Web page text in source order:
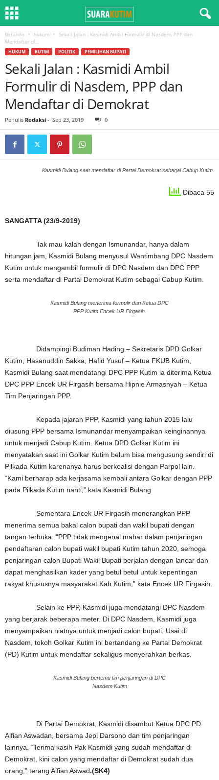
Beranda hukum
Sekali Jalan : Kasmidi Ambil Formulir di Nasdem, PPP dan
Mendaftar di...
HUKUM KUTIM POLITIK PEMILIHAN BUPATI
Sekali Jalan : Kasmidi Ambil
Formulir di Nasdem, PPP dan
Mendaftar di Demokrat
Penulis Redaksi - Sep 23, 2019 0
Kasmidi Bulang saat mendaftar di Partai Demokrat sebagai Cabup Kutim.
Dibaca 55
SANGATTA (23/9-2019)
Tak mau kalah dengan Ismunandar, hanya dalam
hitungan jam, Kasmidi Bulang menyusul Wantimbang DPC Nasdem
Kutim untuk mengambil formulir di DPC Nasdem dan DPC PPP
serta mendaftar di Partai Demokrat Kutim sebagai Cabup Kutim.
Kasmidi Bulang menerima formulir dari Ketua DPC
PPP Kutim Encek UR Firgasih.
Didampingi Budiman Hading – Sekretaris DPD Golkar
Kutim, Hasanuddin Sakka, Hafid Yusuf – Ketua FKUB Kutim,
Kasmidi Bulang saat mendatangi DPC PPP Kutim ia diterima Ketua
DPC PPP Encek UR Firgasih bersama Hipnie Armasnyah – Ketua
Tim Penjaringan PPP.
Kepada jajaran PPP, Kasmidi yang tahun 2015 lalu
diusung PPP bersama Ismunandar menyampaikan keinginannya
untuk menjadi Cabup Kutim. Ketua DPD Golkar Kutim ini
menyatakan saat ini Golkar Kutim belum bisa mengusung sendiri di
Pilkada Kutim karenanya harus berkoalisi dengan Parpol lain.
“Kami berharap ada kerjasama kembali antara Golkar dengan PPP
pada Pilkada Kutim nanti,” kata Kasmidi Bulang.
Sementara Encek UR Firgasih menerangkan PPP
menerima semua bakal calon bupati dan wakil bupati dengan
tangan terbuka. “PPP tidak mengenal mahar dalam penjaringan
pendaftaran calon bupati wakil bupati Kutim tahun 2020, semoga
penjaringan calon Bupati Wakil Bupati berjalan dengan lancar dan
dapat menghasilkan kader yang betul betul untuk kepentingan
rakyat khususnya masyarakat Kab Kutim,” kata Encek UR Firgasih.
Selain ke PPP, Kasmidi juga mendatangi DPC Nasdem
yang berjarak beberapa meter. Di DPC Nasdem, Kasmidi juga
menyampaikan niatnya untuk menjadi calon bupati. Usai di
Nasdem, tokoh Golkar Kutim ini bertandang ke Partai Demokrat
(PD) Kutim untuk mendaftar sekaligus menyerahkan berkas.
Kasmidi Bulang bertemu tim penjaringan di DPC
Nasdem Kutim
Di Partai Demokrat, Kasmidi disambut Ketua DPC PD
Alfian Aswadan, bersama Jepi Darsono dan tim penjaringan
lainnya. “Terima kasih Pak Kasmidi yang sudah mendaftar di
Demokrat, kini calon yang mendaftar di Demokrat sudah dua
orang,” terang Alfian Aswad.(SK4)